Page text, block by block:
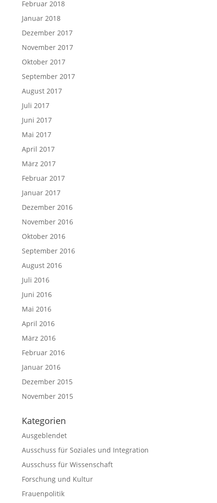
Februar 2018
Januar 2018
Dezember 2017
November 2017
Oktober 2017
September 2017
August 2017
Juli 2017
Juni 2017
Mai 2017
April 2017
März 2017
Februar 2017
Januar 2017
Dezember 2016
November 2016
Oktober 2016
September 2016
August 2016
Juli 2016
Juni 2016
Mai 2016
April 2016
März 2016
Februar 2016
Januar 2016
Dezember 2015
November 2015
Kategorien
Ausgeblendet
Ausschuss für Soziales und Integration
Ausschuss für Wissenschaft
Forschung und Kultur
Frauenpolitik